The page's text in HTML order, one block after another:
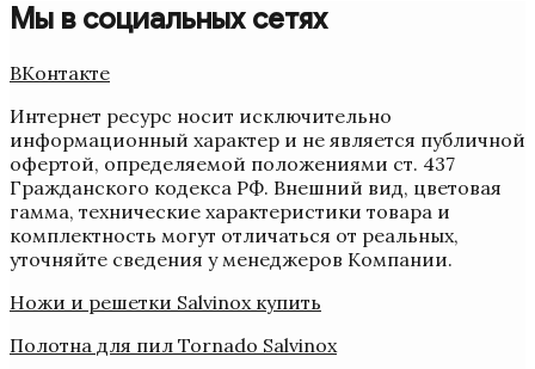
Мы в социальных сетях
ВКонтакте
Интернет ресурс носит исключительно
информационный характер и не является публичной
офертой, определяемой положениями ст. 437
Гражданского кодекса РФ. Внешний вид, цветовая
гамма, технические характеристики товара и
комплектность могут отличаться от реальных,
уточняйте сведения у менеджеров Компании.
Ножи и решетки Salvinox купить
Полотна для пил Tornado Salvinox